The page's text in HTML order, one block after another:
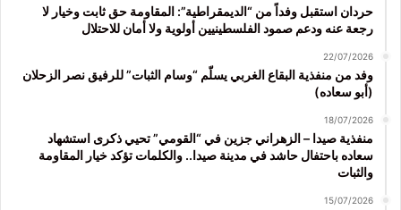
حردان استقبل وفداً من “الديمقراطية”: المقاومة حق ثابت وخيار لا
رجعة عنه ودعم صمود الفلسطينيين أولوية ولا أمان للاحتلال
22/07/2026
وفد من منفذية البقاع الغربي يسلّم “وسام الثبات” للرفيق نصر الزحلان
(أبو سعاده)
18/07/2026
منفذية صيدا – الزهراني جزين في “القومي” تحيي ذكرى استشهاد
سعاده باحتفال حاشد في مدينة صيدا.. والكلمات تؤكد خيار المقاومة
والثبات
15/07/2026